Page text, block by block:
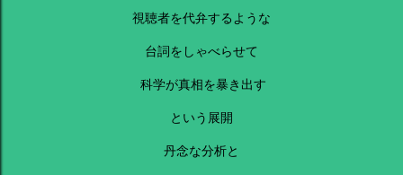
視聴者を代弁するような
台詞をしゃべらせて
科学が真相を暴き出す
という展開
丹念な分析と